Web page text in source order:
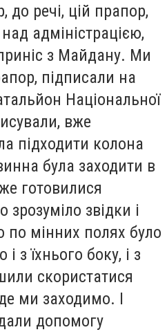
до речі, цій прапор,
адміністрацією,
з Майдану. Ми
підписали на
Національної
вже
підходити колона
була заходити в
готовилися
зрозуміло звідки і
по мінних полях було
з їхнього боку, і з
скористатися
ми заходимо. І
допомогу